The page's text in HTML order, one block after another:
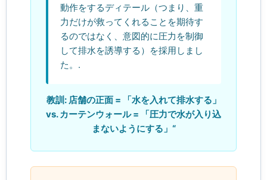
動作をするディテール（つまり、重
力だけが救ってくれることを期待す
るのではなく、意図的に圧力を制御
して排水を誘導する）を採用しまし
た。.
教訓: 店舗の正面 = 「水を入れて排水する」
vs. カーテンウォール = 「圧力で水が入り込
まないようにする」“